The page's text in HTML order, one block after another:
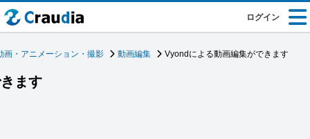
ログイン
画・アニメーション・撮影 動画編集 Vyondによる動画編集ができます
ます